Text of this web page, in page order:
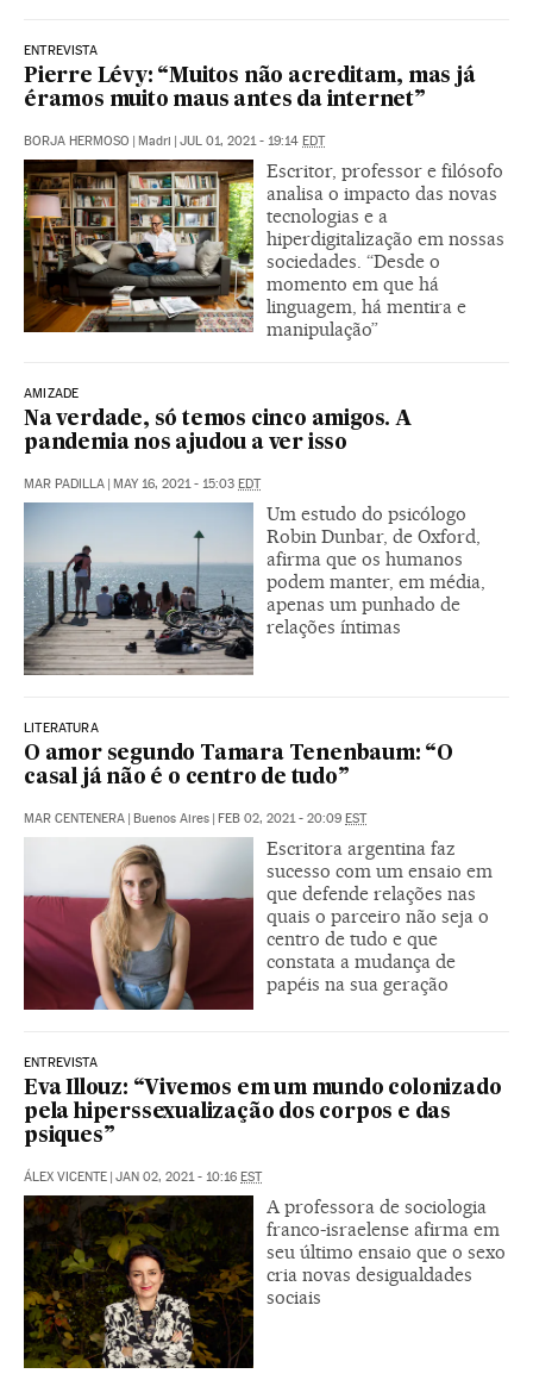
ENTREVISTA
Pierre Lévy: “Muitos não acreditam, mas já
éramos muito maus antes da internet”
BORJA HERMOSO Madri JUL 01, 2021 - 19:14 EDT
Escritor, professor e filósofo
analisa o impacto das novas
tecnologias e a
hiperdigitalização em nossas
sociedades. “Desde o
momento em que há
linguagem, há mentira e
manipulação”
AMIZADE
Na verdade, só temos cinco amigos. A
pandemia nos ajudou a ver isso
MAR PADILLA MAY 16, 2021 - 15:03 EDT
Um estudo do psicólogo
Robin Dunbar, de Oxford,
afirma que os humanos
podem manter, em média,
apenas um punhado de
relações íntimas
LITERATURA
O amor segundo Tamara Tenenbaum: “O
casal já não é o centro de tudo”
MAR CENTENERA Buenos Aires FEB 02, 2021 - 20:09 EST
Escritora argentina faz
sucesso com um ensaio em
que defende relações nas
quais o parceiro não seja o
centro de tudo e que
constata a mudança de
papéis na sua geração
ENTREVISTA
Eva Illouz: “Vivemos em um mundo colonizado
pela hiperssexualização dos corpos e das
psiques”
ÁLEX VICENTE JAN 02, 2021 - 10:16 EST
A professora de sociologia
franco-israelense afirma em
seu último ensaio que o sexo
cria novas desigualdades
sociais